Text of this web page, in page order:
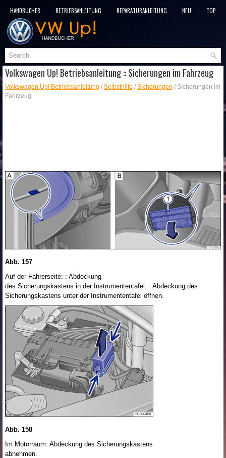
HANDBÜCHER BETRIEBSANLEITUNG REPARATURANLEITUNG NEU
TOP
SITEMAP
Volkswagen Up! Betriebsanleitung :: Sicherungen im Fahrzeug
Volkswagen Up! Betriebsanleitung / Selbsthilfe / Sicherungen / Sicherungen im
Fahrzeug
Abb. 157
Auf der Fahrerseite: : Abdeckung
des Sicherungskastens in der Instrumententafel. : Abdeckung des
Sicherungskastens unter der Instrumententafel öffnen.
Abb. 158
Im Motorraum: Abdeckung des Sicherungskastens
abnehmen.